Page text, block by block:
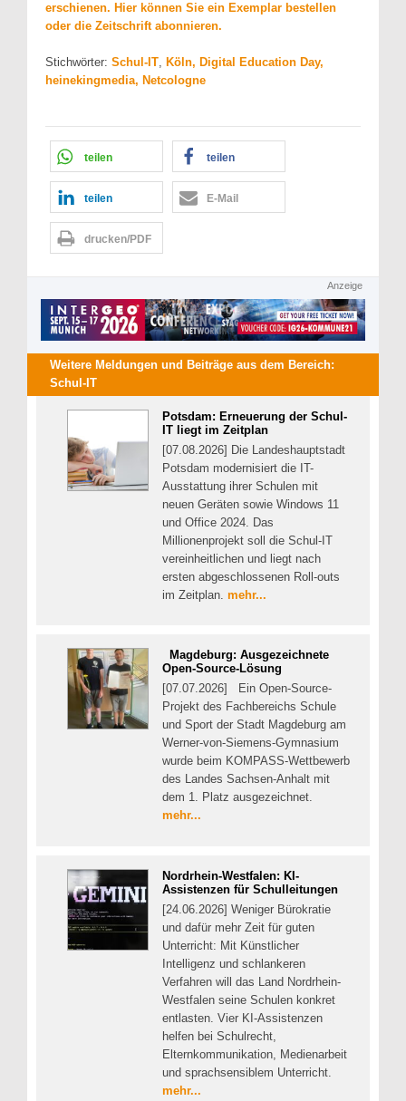
erschienen. Hier können Sie ein Exemplar bestellen
oder die Zeitschrift abonnieren.
Stichwörter: Schul-IT, Köln, Digital Education Day,
heinekingmedia, Netcologne
teilen teilen
teilen E-Mail
drucken/PDF
Anzeige
Weitere Meldungen und Beiträge aus dem Bereich:
Schul-IT
Potsdam: Erneuerung der Schul-
IT liegt im Zeitplan
[07.08.2026] Die Landeshauptstadt
Potsdam modernisiert die IT-
Ausstattung ihrer Schulen mit
neuen Geräten sowie Windows 11
und Office 2024. Das
Millionenprojekt soll die Schul-IT
vereinheitlichen und liegt nach
ersten abgeschlossenen Roll-outs
im Zeitplan. mehr...
Magdeburg: Ausgezeichnete
Open-Source-Lösung
[07.07.2026] Ein Open-Source-
Projekt des Fachbereichs Schule
und Sport der Stadt Magdeburg am
Werner-von-Siemens-Gymnasium
wurde beim KOMPASS-Wettbewerb
des Landes Sachsen-Anhalt mit
dem 1. Platz ausgezeichnet.
mehr...
Nordrhein-Westfalen: KI-
Assistenzen für Schulleitungen
[24.06.2026] Weniger Bürokratie
und dafür mehr Zeit für guten
Unterricht: Mit Künstlicher
Intelligenz und schlankeren
Verfahren will das Land Nordrhein-
Westfalen seine Schulen konkret
entlasten. Vier KI-Assistenzen
helfen bei Schulrecht,
Elternkommunikation, Medienarbeit
und sprachsensiblem Unterricht.
mehr...